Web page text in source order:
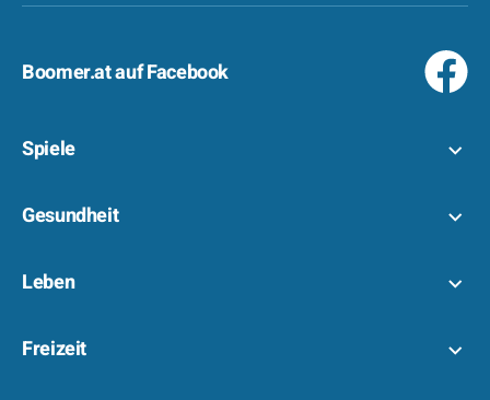
Boomer.at auf Facebook
Spiele
Gesundheit
Leben
Freizeit